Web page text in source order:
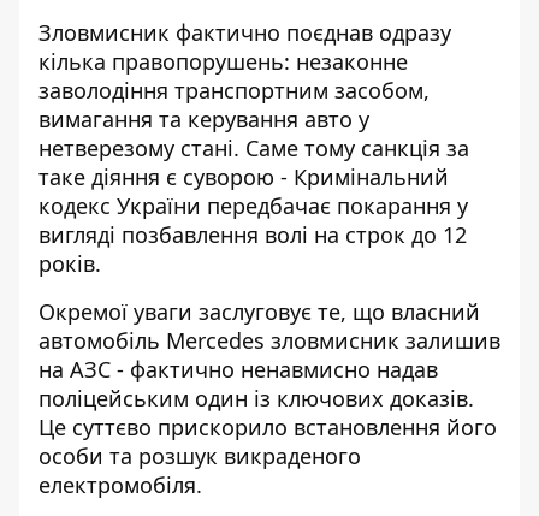
Зловмисник фактично поєднав одразу
кілька правопорушень: незаконне
заволодіння транспортним засобом,
вимагання та керування авто у
нетверезому стані. Саме тому санкція за
таке діяння є суворою - Кримінальний
кодекс України передбачає покарання у
вигляді позбавлення волі на строк до 12
років.
Окремої уваги заслуговує те, що власний
автомобіль Mercedes зловмисник залишив
на АЗС - фактично ненавмисно надав
поліцейським один із ключових доказів.
Це суттєво прискорило встановлення його
особи та розшук викраденого
електромобіля.